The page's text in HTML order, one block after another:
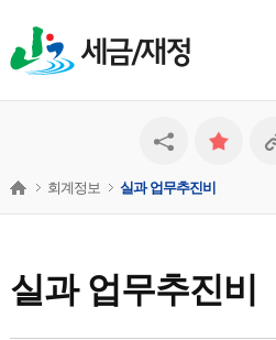
세금/재정
실과 업무추진비
회계정보 실과 업무추진비